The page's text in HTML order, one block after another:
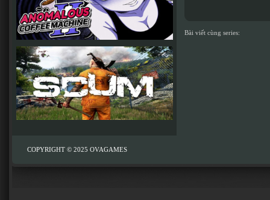
Bài viết cùng series:
COPYRIGHT © 2025 OVAGAMES